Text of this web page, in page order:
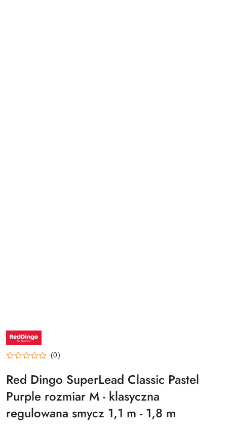
NAZWA
PRODUCENTA:
RED
DINGO (0)
Red Dingo SuperLead Classic Pastel
Purple rozmiar M - klasyczna
regulowana smycz 1,1 m - 1,8 m